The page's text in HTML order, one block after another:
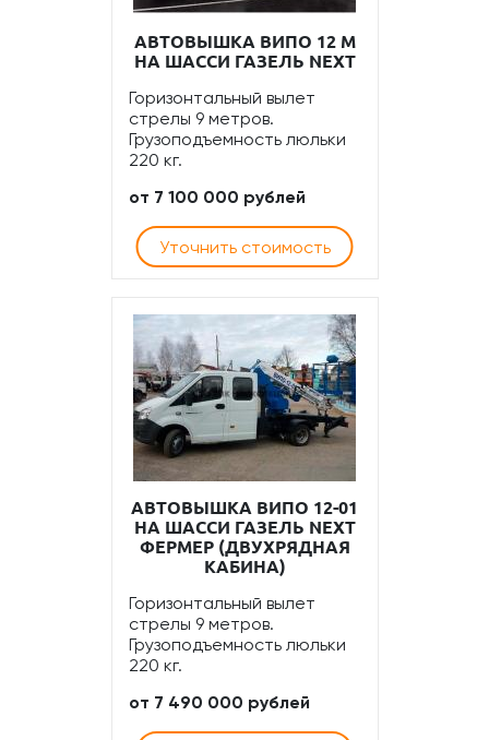
АВТОВЫШКА ВИПО 12 М
НА ШАССИ ГАЗЕЛЬ NEXT
Горизонтальный вылет
стрелы 9 метров.
Грузоподъемность люльки
220 кг.
от 7 100 000 рублей
Уточнить стоимость
АВТОВЫШКА ВИПО 12-01
НА ШАССИ ГАЗЕЛЬ NEXT
ФЕРМЕР (ДВУХРЯДНАЯ
КАБИНА)
Горизонтальный вылет
стрелы 9 метров.
Грузоподъемность люльки
220 кг.
от 7 490 000 рублей